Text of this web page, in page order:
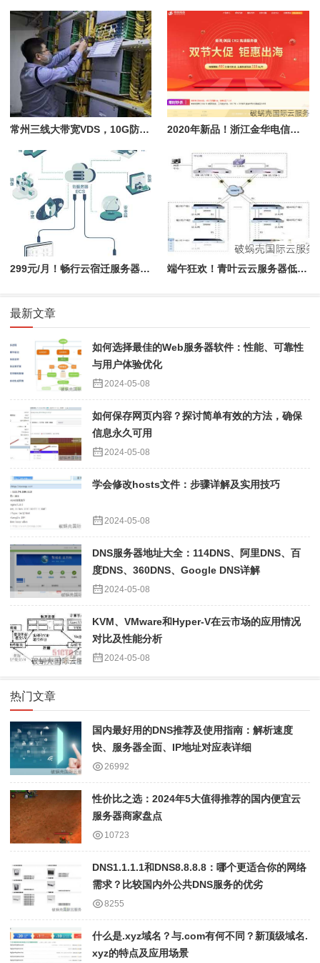
常州三线大带宽VDS，10G防御，300M不限流量！游戏服务器首选 2020年新品！浙江金华电信高防VPS震撼上线，100G防御金盾护航
299元/月！畅行云宿迁服务器性能揭秘：延迟超低，路由优化高效 端午狂欢！青叶云云服务器低价爆款，镇江封海外机型惊喜优惠
最新文章
如何选择最佳的Web服务器软件：性能、可靠性
与用户体验优化
2024-05-08
如何保存网页内容？探讨简单有效的方法，确保
信息永久可用
2024-05-08
学会修改hosts文件：步骤详解及实用技巧
2024-05-08
DNS服务器地址大全：114DNS、阿里DNS、百
度DNS、360DNS、Google DNS详解
2024-05-08
KVM、VMware和Hyper-V在云市场的应用情况
对比及性能分析
2024-05-08
热门文章
国内最好用的DNS推荐及使用指南：解析速度
快、服务器全面、IP地址对应表详细
26992
性价比之选：2024年5大值得推荐的国内便宜云
服务器商家盘点
10723
DNS1.1.1.1和DNS8.8.8.8：哪个更适合你的网络
需求？比较国内外公共DNS服务的优劣
8255
什么是.xyz域名？与.com有何不同？新顶级域名.
xyz的特点及应用场景